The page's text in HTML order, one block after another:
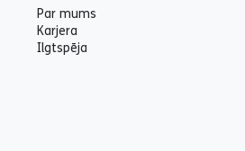
Par mums
Karjera
Ilgtspēja